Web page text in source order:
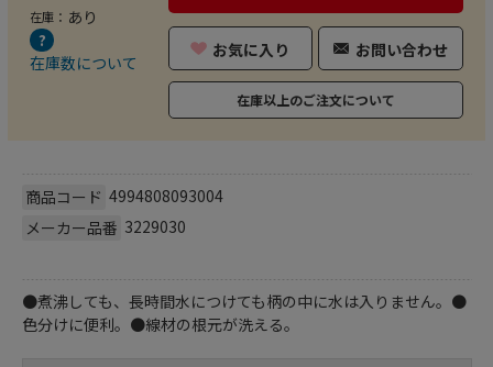
在庫： あり
在庫数について
お気に入り お問い合わせ
在庫以上のご注文について
商品コード 4994808093004
メーカー品番 3229030
●煮沸しても、長時間水につけても柄の中に水は入りません。●
色分けに便利。●線材の根元が洗える。